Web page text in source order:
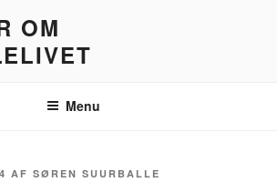
OM
Menu
AF SØREN SUURBALLE